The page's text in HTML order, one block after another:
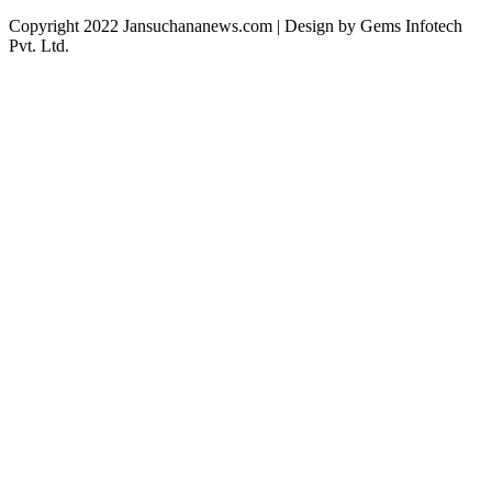
Copyright 2022 Jansuchananews.com | Design by Gems Infotech
Pvt. Ltd.